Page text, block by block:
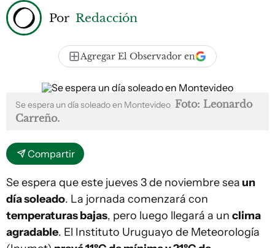
Por Redacción
Agregar El Observador en
Se espera un día soleado en Montevideo Foto: Leonardo
Carreño.
Compartir
Se espera que este jueves 3 de noviembre sea un
día soleado. La jornada comenzará con
temperaturas bajas, pero luego llegará a un clima
agradable. El Instituto Uruguayo de Meteorología